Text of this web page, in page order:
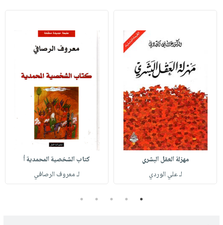
مهزلة العقل البشري
لـ علي الوردي
كتاب الشخصية المحمدية أ
لـ معروف الرصافي
1
2
3
4
5